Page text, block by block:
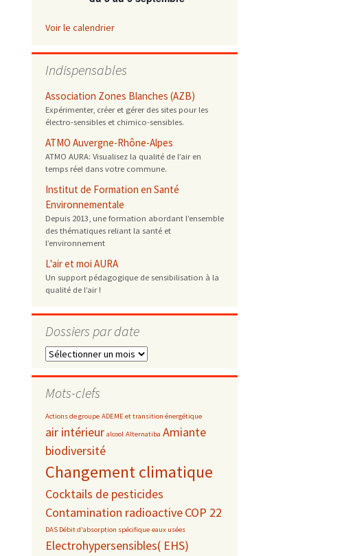
et de cuisson
/ reprotoxique
énergétique
/ enfants
Voir le calendrier
Indispensables
Association Zones Blanches (AZB)
Expérimenter, créer et gérer des sites pour les
électro-sensibles et chimico-sensibles.
ATMO Auvergne-Rhône-Alpes
ATMO AURA: Visualisez la qualité de l’air en
temps réel dans votre commune.
Institut de Formation en Santé
Environnementale
Depuis 2013, une formation abordant l’ensemble
des thématiques reliant la santé et
l’environnement
L'air et moi AURA
Un support pédagogique de sensibilisation à la
qualité de l’air !
Dossiers par date
Dossiers
date
Mots-clefs
Actions de groupe ADEME et transition énergétique
air intérieur alcool Alternatiba Amiante
biodiversité
Changement climatique
Cocktails de pesticides
Contamination radioactiveCOP 22
DAS Débit d'absorption spécifique eaux usées
Electrohypersensibles( EHS)